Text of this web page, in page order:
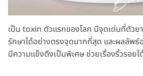
เป็น toxin ตัวแรกของโลก มีจุดเด่นที่ตัวย
รักษาได้อย่างตรงจุดมากที่สุด และผลลัพธ์
มีความแข็งตึงเป็นพิเศษ ช่วยเรื่องริ้วรอย